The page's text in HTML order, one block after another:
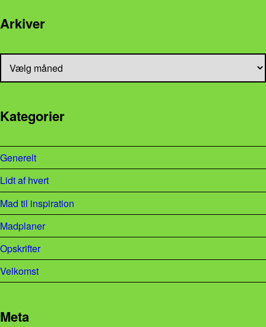
Arkiver
Arkiver
Kategorier
Generelt
Lidt af hvert
Mad til inspiration
Madplaner
Opskrifter
Velkomst
Meta